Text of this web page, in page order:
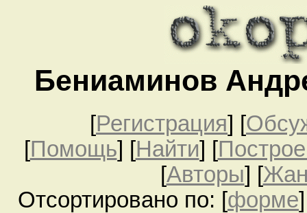
Бениаминов
[Регистрация] [
[Помощь] [Найти] [
[Авторы] [
Отсортировано по: [форме